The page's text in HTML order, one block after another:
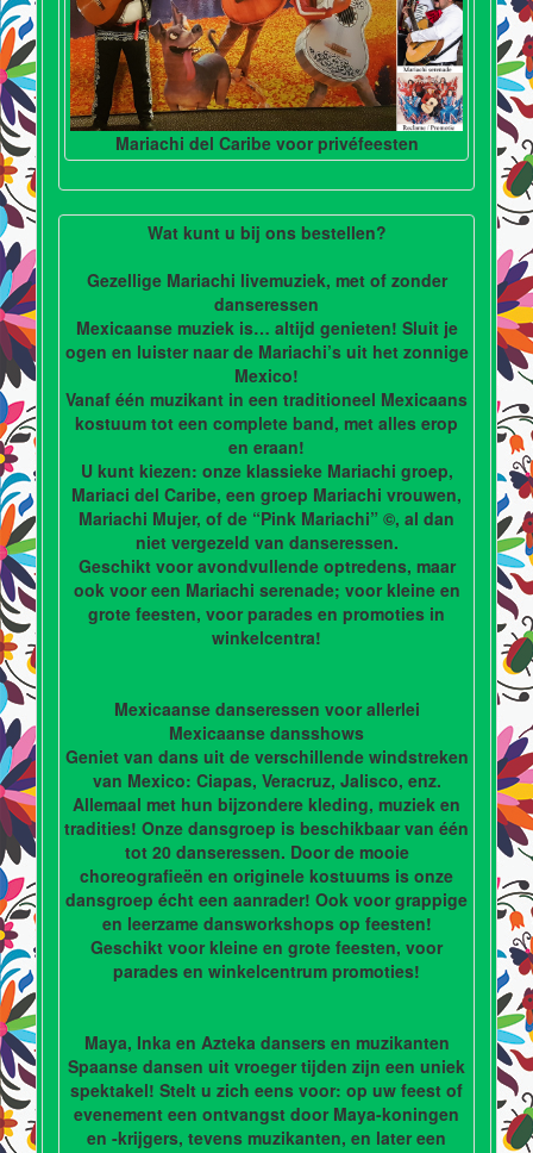
Mariachi del Caribe voor privéfeesten
Wat kunt u bij ons bestellen?
Gezellige Mariachi livemuziek, met of zonder
danseressen
Mexicaanse muziek is… altijd genieten! Sluit je
ogen en luister naar de Mariachi’s uit het zonnige
Mexico!
Vanaf één muzikant in een traditioneel Mexicaans
kostuum tot een complete band, met alles erop
en eraan!
U kunt kiezen: onze klassieke Mariachi groep,
Mariaci del Caribe, een groep Mariachi vrouwen,
Mariachi Mujer, of de “Pink Mariachi” ©, al dan
niet vergezeld van danseressen.
Geschikt voor avondvullende optredens, maar
ook voor een Mariachi serenade; voor kleine en
grote feesten, voor parades en promoties in
winkelcentra!
Mexicaanse danseressen voor allerlei
Mexicaanse dansshows
Geniet van dans uit de verschillende windstreken
van Mexico: Ciapas, Veracruz, Jalisco, enz.
Allemaal met hun bijzondere kleding, muziek en
tradities! Onze dansgroep is beschikbaar van één
tot 20 danseressen. Door de mooie
choreografieën en originele kostuums is onze
dansgroep écht een aanrader! Ook voor grappige
en leerzame dansworkshops op feesten!
Geschikt voor kleine en grote feesten, voor
parades en winkelcentrum promoties!
Maya, Inka en Azteka dansers en muzikanten
Spaanse dansen uit vroeger tijden zijn een uniek
spektakel! Stelt u zich eens voor: op uw feest of
evenement een ontvangst door Maya-koningen
en -krijgers, tevens muzikanten, en later een